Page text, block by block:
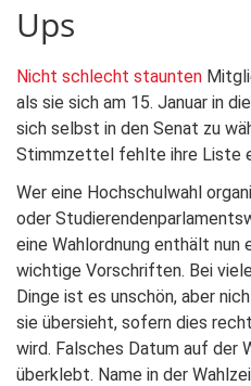
Ups
Nicht schlecht staunten
als sie sich am 15. Januar in
sich selbst in den Senat zu
Stimmzettel fehlte ihre Liste
Wer eine Hochschulwahl
oder
eine Wahlordnung enthält nun
wichtige Vorschriften. Bei
Dinge ist es unschön, aber
sie übersieht, sofern dies
wird. Falsches Datum auf der
überklebt. Name in der